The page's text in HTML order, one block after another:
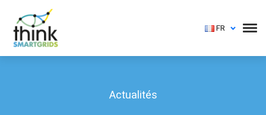
FR
Actualités